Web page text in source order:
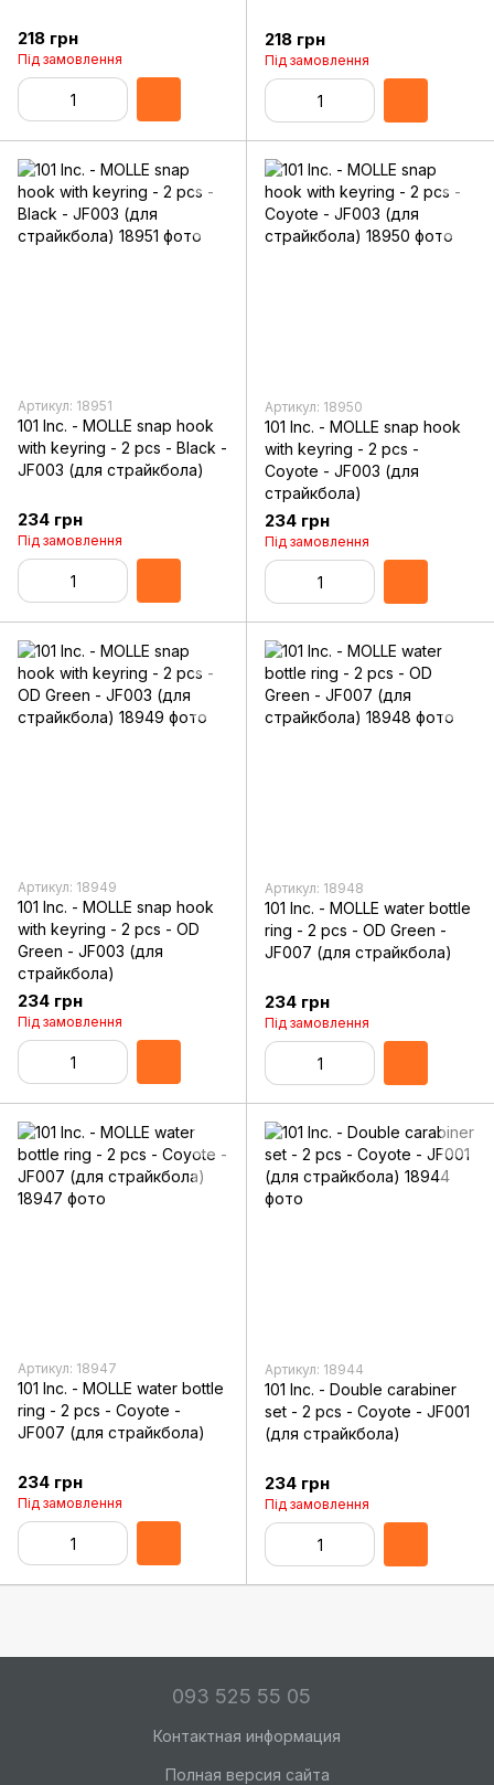
218 грн
Під замовлення
218 грн
Під замовлення
Артикул: 18951
101 Inc. - MOLLE snap hook
with keyring - 2 pcs - Black -
JF003 (для страйкбола)
234 грн
Під замовлення
Артикул: 18950
101 Inc. - MOLLE snap hook
with keyring - 2 pcs -
Coyote - JF003 (для
страйкбола)
234 грн
Під замовлення
Артикул: 18949
101 Inc. - MOLLE snap hook
with keyring - 2 pcs - OD
Green - JF003 (для
страйкбола)
234 грн
Під замовлення
Артикул: 18948
101 Inc. - MOLLE water bottle
ring - 2 pcs - OD Green -
JF007 (для страйкбола)
234 грн
Під замовлення
Артикул: 18947
101 Inc. - MOLLE water bottle
ring - 2 pcs - Coyote -
JF007 (для страйкбола)
234 грн
Під замовлення
Артикул: 18944
101 Inc. - Double carabiner
set - 2 pcs - Coyote - JF001
(для страйкбола)
234 грн
Під замовлення
093 525 55 05
Контактная информация
Полная версия сайта